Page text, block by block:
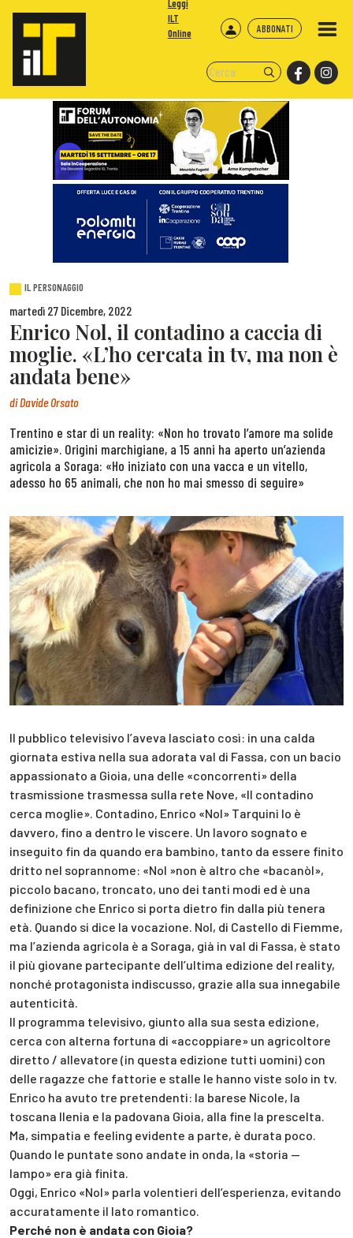
ABBONATI
Leggi
ILT
Online
IL PERSONAGGIO
martedì 27 Dicembre, 2022
Enrico Nol, il contadino a caccia di
moglie. «L’ho cercata in tv, ma non è
andata bene»
diDavide Orsato
Trentino e star di un reality: «Non ho trovato l’amore ma solide
amicizie». Origini marchigiane, a 15 anni ha aperto un’azienda
agricola a Soraga: «Ho iniziato con una vacca e un vitello,
adesso ho 65 animali, che non ho mai smesso di seguire»
Il pubblico televisivo l’aveva lasciato così: in una calda
giornata estiva nella sua adorata val di Fassa, con un bacio
appassionato a Gioia, una delle «concorrenti» della
trasmissione trasmessa sulla rete Nove, «Il contadino
cerca moglie». Contadino, Enrico «Nol» Tarquini lo è
davvero, fino a dentro le viscere. Un lavoro sognato e
inseguito fin da quando era bambino, tanto da essere finito
dritto nel soprannome: «Nol »non è altro che «bacanòl»,
piccolo bacano, troncato, uno dei tanti modi ed è una
definizione che Enrico si porta dietro fin dalla più tenera
età. Quando si dice la vocazione. Nol, di Castello di Fiemme,
ma l’azienda agricola è a Soraga, già in val di Fassa, è stato
il più giovane partecipante dell’ultima edizione del reality,
nonché protagonista indiscusso, grazie alla sua innegabile
autenticità.
Il programma televisivo, giunto alla sua sesta edizione,
cerca con alterna fortuna di «accoppiare» un agricoltore
diretto / allevatore (in questa edizione tutti uomini) con
delle ragazze che fattorie e stalle le hanno viste solo in tv.
Enrico ha avuto tre pretendenti: la barese Nicole, la
toscana Ilenia e la padovana Gioia, alla fine la prescelta.
Ma, simpatia e feeling evidente a parte, è durata poco.
Quando le puntate sono andate in onda, la «storia —
lampo» era già finita.
Oggi, Enrico «Nol» parla volentieri dell’esperienza, evitando
accuratamente il lato romantico.
Perché non è andata con Gioia?